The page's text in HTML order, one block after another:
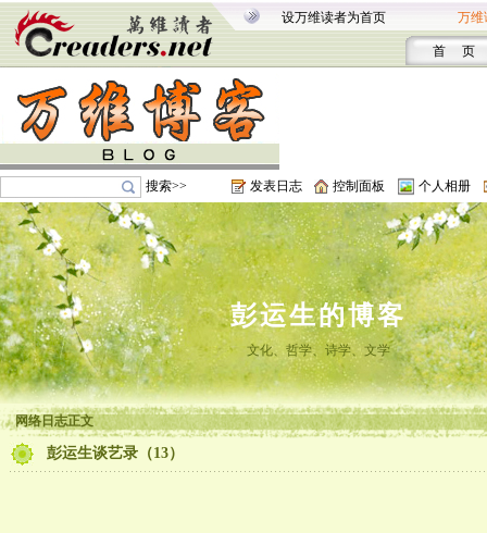
设万维读者为首页 万维
首 页
搜索>> 发表日志 控制面板 个人相册
彭运生的博客
文化、哲学、诗学、文学
网络日志正文
彭运生谈艺录（13）